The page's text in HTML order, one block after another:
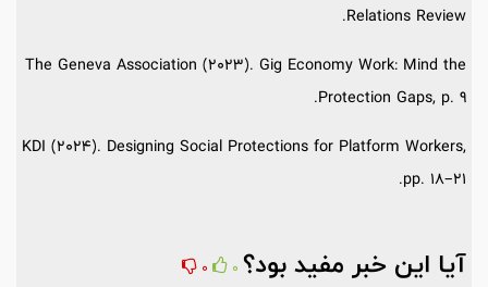
Relations Review.
The Geneva Association (2023). Gig Economy Work: Mind the
Protection Gaps, p. 9.
KDI (2024). Designing Social Protections for Platform Workers,
pp. 18–21.
آیا این خبر مفید بود؟ 0
0